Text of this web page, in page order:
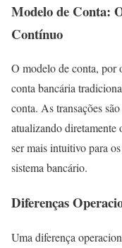
Modelo de Conta:
Contínuo
O modelo de conta, por
conta bancária
conta. As transações
atualizando diretamente
ser mais intuitivo para
sistema bancário.
Diferenças
Uma diferença